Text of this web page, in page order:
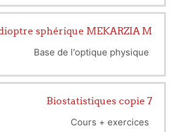
sphérique MEKARZIA M
Base de l'optique physique
Biostatistiques copie 7
Cours + exercices